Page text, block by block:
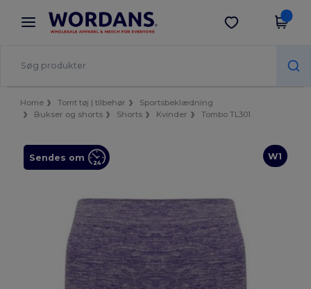
× Wordans-app
Bedre priser i appen!
Hent app
Home Tomt tøj | tilbehør
Sportsbeklædning
Bukser og shorts
Shorts Kvinder Tombo TL301
W1
Sendes om